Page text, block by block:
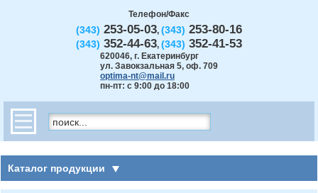
Телефон/Факс
(343) 253-05-03, (343) 253-80-16
(343) 352-44-63, (343) 352-41-53
620046, г. Екатеринбург
ул. Завокзальная 5, оф. 709
optima-nt@mail.ru
пн-пт: с 9:00 до 18:00
Каталог продукции